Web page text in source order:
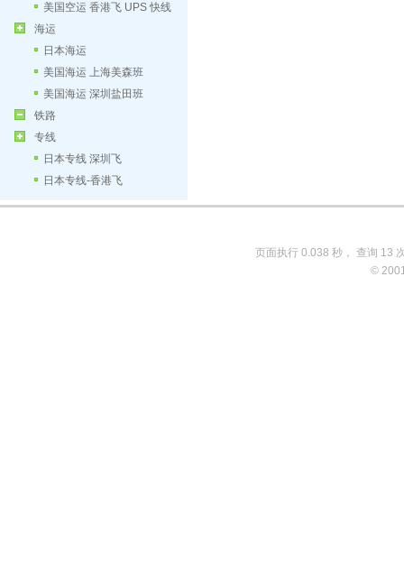
美国空运 香港飞 UPS 快线
海运
日本海运
美国海运 上海美森班
美国海运 深圳盐田班
铁路
专线
日本专线 深圳飞
日本专线-香港飞
页面执行 0.038 秒， 查询 13
©